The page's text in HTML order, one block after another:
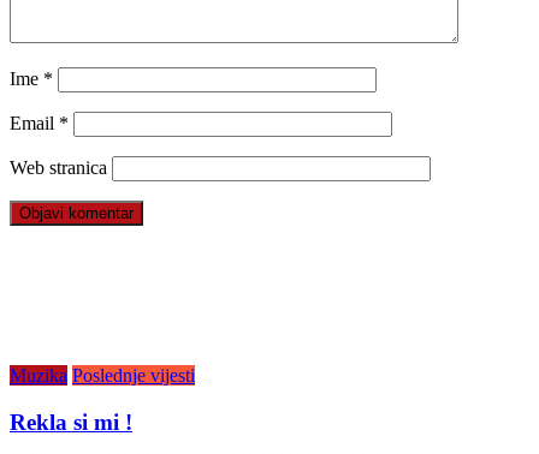
Ime *
Email *
Web stranica
Muzika Poslednje vijesti
Rekla si mi !